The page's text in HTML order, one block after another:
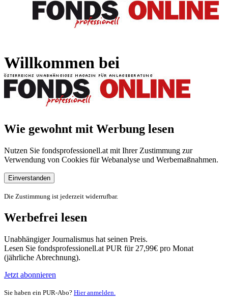
Willkommen bei
Wie gewohnt mit Werbung lesen
Nutzen Sie fondsprofessionell.at mit Ihrer Zustimmung zur
Verwendung von Cookies für Webanalyse und Werbemaßnahmen.
Einverstanden
Die Zustimmung ist jederzeit widerrufbar.
Werbefrei lesen
Unabhängiger Journalismus hat seinen Preis.
Lesen Sie fondsprofessionell.at PUR für 27,99€ pro Monat
(jährliche Abrechnung).
Jetzt abonnieren
Sie haben ein PUR-Abo? Hier anmelden.